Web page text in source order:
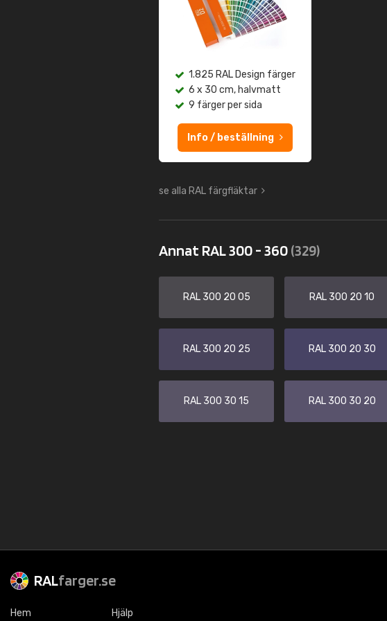
1.825 RAL Design färger
6 x 30 cm, halvmatt
9 färger per sida
Info / beställning
se alla RAL färgfläktar
Annat RAL 300 - 360(329)
RAL 300 20 05 RAL 300 20 10
RAL 300 20 25 RAL 300 20 30
RAL 300 30 15 RAL 300 30 20
RALfarger.se
Hem Hjälp